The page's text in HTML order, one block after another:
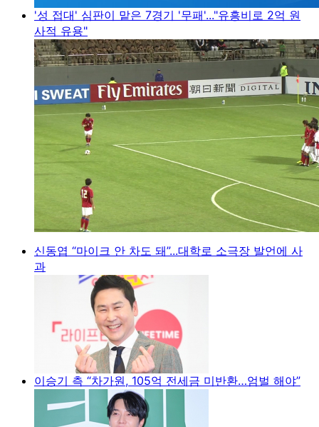
'성 접대' 심판이 맡은 7경기 '무패'..."유흥비로 2억 원
사적 유용"
신동엽 “마이크 안 차도 돼”...대학로 소극장 발언에 사
과
이승기 측 “차가원, 105억 전세금 미반환…엄벌 해야”